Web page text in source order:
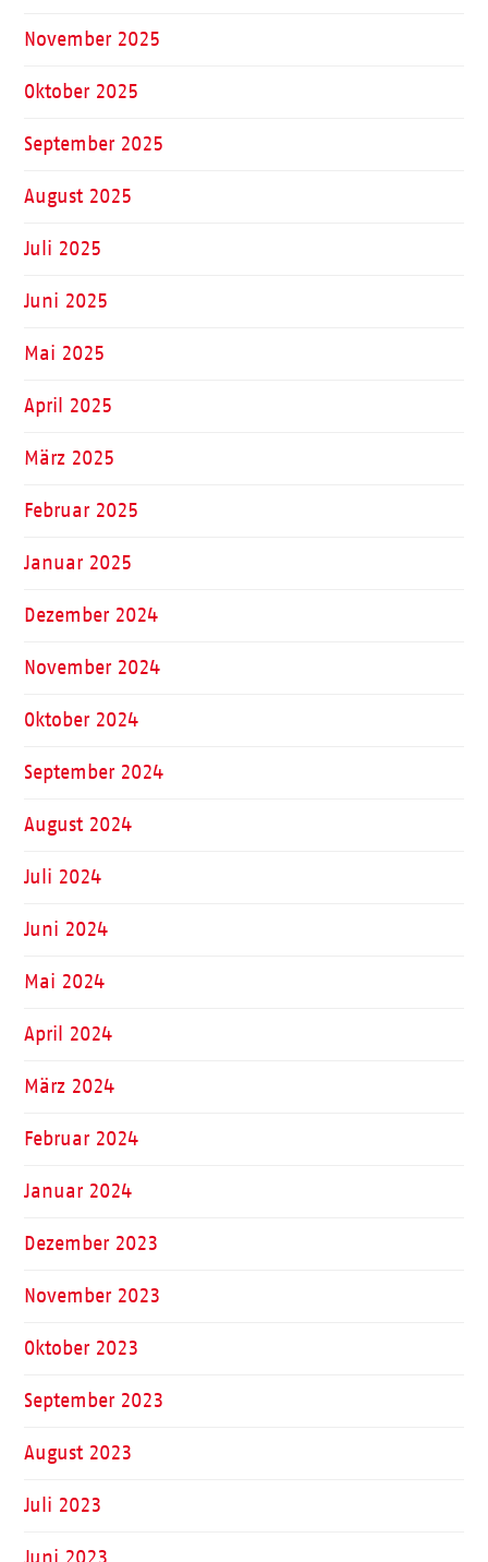
November 2025
Oktober 2025
September 2025
August 2025
Juli 2025
Juni 2025
Mai 2025
April 2025
März 2025
Februar 2025
Januar 2025
Dezember 2024
November 2024
Oktober 2024
September 2024
August 2024
Juli 2024
Juni 2024
Mai 2024
April 2024
März 2024
Februar 2024
Januar 2024
Dezember 2023
November 2023
Oktober 2023
September 2023
August 2023
Juli 2023